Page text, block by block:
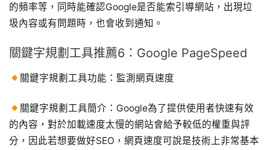
的頻率等，同時能確認Google是否能索引導網站，出現垃
圾內容或有問題時，也會收到通知。
關鍵字規劃工具推薦6：Google PageSpeed
關鍵字規劃工具功能：監測網頁速度
關鍵字規劃工具簡介：Google為了提供使用者快速有效
的內容，對於加載速度太慢的網站會給予較低的權重與評
分，因此若想要做好SEO，網頁速度可說是技術上非常基本